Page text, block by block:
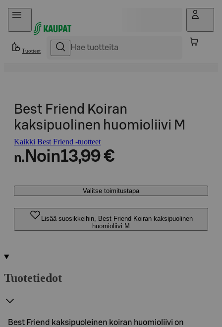
Hyppää sisältöön
Tuotteet
Best Friend Koiran
kaksipuolinen huomioliivi M
Kaikki Best Friend -tuotteet
n. Noin13,99 €
Valitse toimitustapa
Lisää suosikkeihin, Best Friend Koiran kaksipuolinen
huomioliivi M
Tuotetiedot
Best Friend kaksipuoleinen koiran huomioliivi on